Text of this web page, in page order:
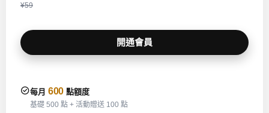
¥59
開通會員
每月 600 點額度
基礎 500 點 + 活動贈送 100 點